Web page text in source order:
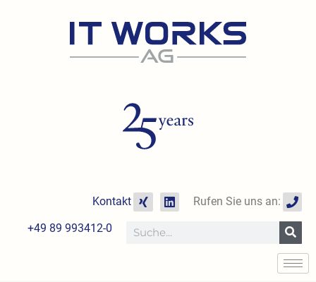
Kontakt
X
i
g
L
i
k
Rufen Sie uns an:
P
h
o
n
e
+49 89 993412-0 Suche